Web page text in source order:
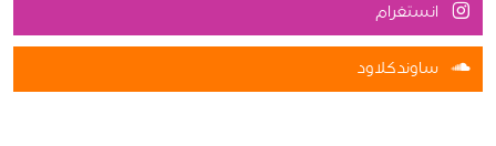
انستغرام
ساوندكلاود